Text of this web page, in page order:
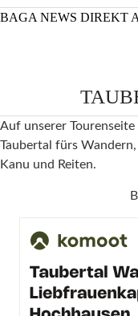
BAGA NEWS DIREKT
Auf unserer
Taubertal fürs
Kanu und Reiten.